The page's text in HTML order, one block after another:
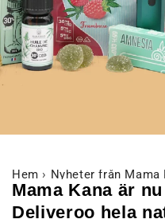
Hem › Nyheter från Mama
Mama Kana är
Deliveroo hela